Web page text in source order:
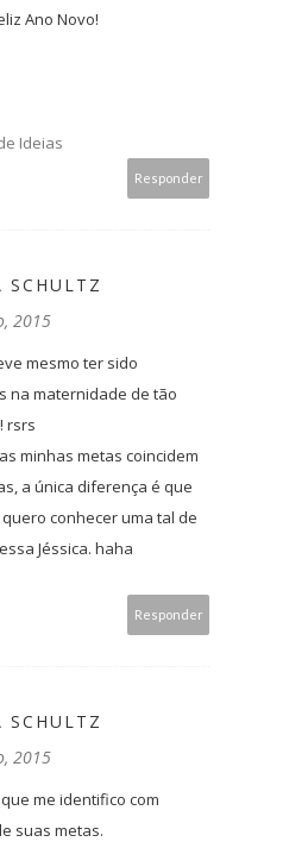
Ano Novo!
Ideias
Responder
SCHULTZ
2015
mesmo ter sido
na maternidade de tão
rsrs
minhas metas coincidem
a única diferença é que
quero conhecer uma tal de
Jéssica. haha
Responder
SCHULTZ
2015
me identifico com
suas metas.